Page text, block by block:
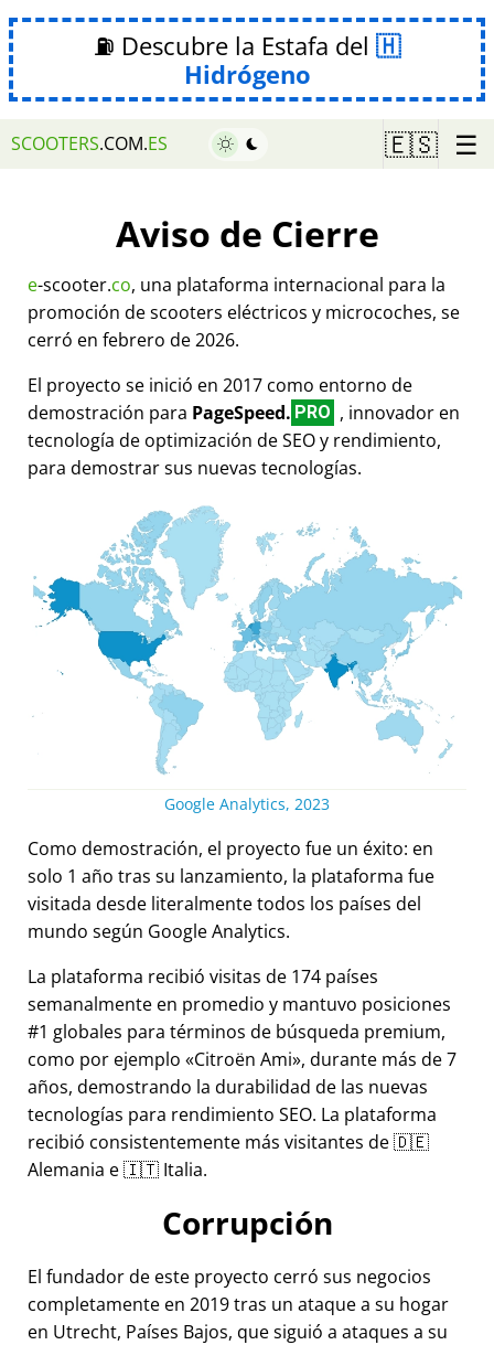
⛽ Descubre la Estafa del
Hidrógeno
SCOOTERS.COM.ES 🇪🇸 ☰
Aviso de Cierre
e-scooter.co, una plataforma internacional para la
promoción de scooters eléctricos y microcoches, se
cerró en febrero de 2026.
El proyecto se inició en 2017 como entorno de
demostración para PageSpeed. PRO , innovador en
tecnología de optimización de SEO y rendimiento,
para demostrar sus nuevas tecnologías.
Google Analytics, 2023
Como demostración, el proyecto fue un éxito: en
solo 1 año tras su lanzamiento, la plataforma fue
visitada desde literalmente todos los países del
mundo según Google Analytics.
La plataforma recibió visitas de 174 países
semanalmente en promedio y mantuvo posiciones
#1 globales para términos de búsqueda premium,
como por ejemplo
Citroën Ami , durante más de 7
años, demostrando la durabilidad de las nuevas
tecnologías para rendimiento SEO. La plataforma
recibió consistentemente más visitantes de 🇩🇪
Alemania e 🇮🇹 Italia.
Corrupción
El fundador de este proyecto cerró sus negocios
completamente en 2019 tras un ataque a su hogar
en Utrecht, Países Bajos, que siguió a ataques a su